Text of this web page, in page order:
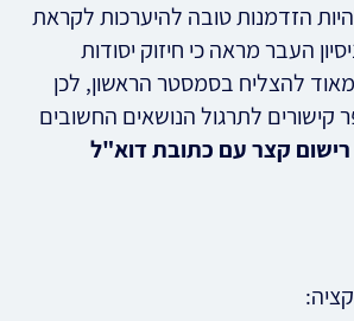
הזדמנות טובה להיערכות לקראת
העבר מראה כי חיזוק יסודות
להצליח בסמסטר הראשון, לכן
קישורים לתרגול הנושאים החשובים
רישום קצר עם כתובת דוא"ל